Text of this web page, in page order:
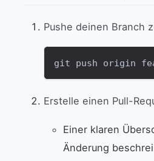
Pushe deinen Branch
git push origin
Erstelle einen Pull-
Einer klaren
Änderung